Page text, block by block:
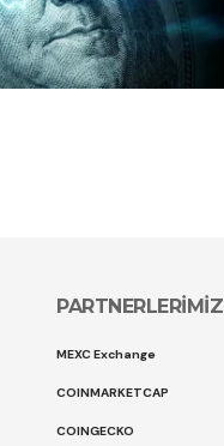
PARTNERLERİMİZ
MEXC Exchange
COINMARKETCAP
COINGECKO